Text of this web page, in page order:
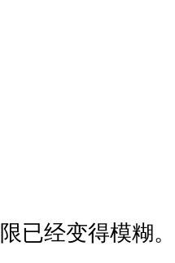
限已经变得模糊。